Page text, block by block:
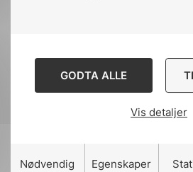
GODTA ALLE
Vis detaljer
Nødvendig Egenskaper